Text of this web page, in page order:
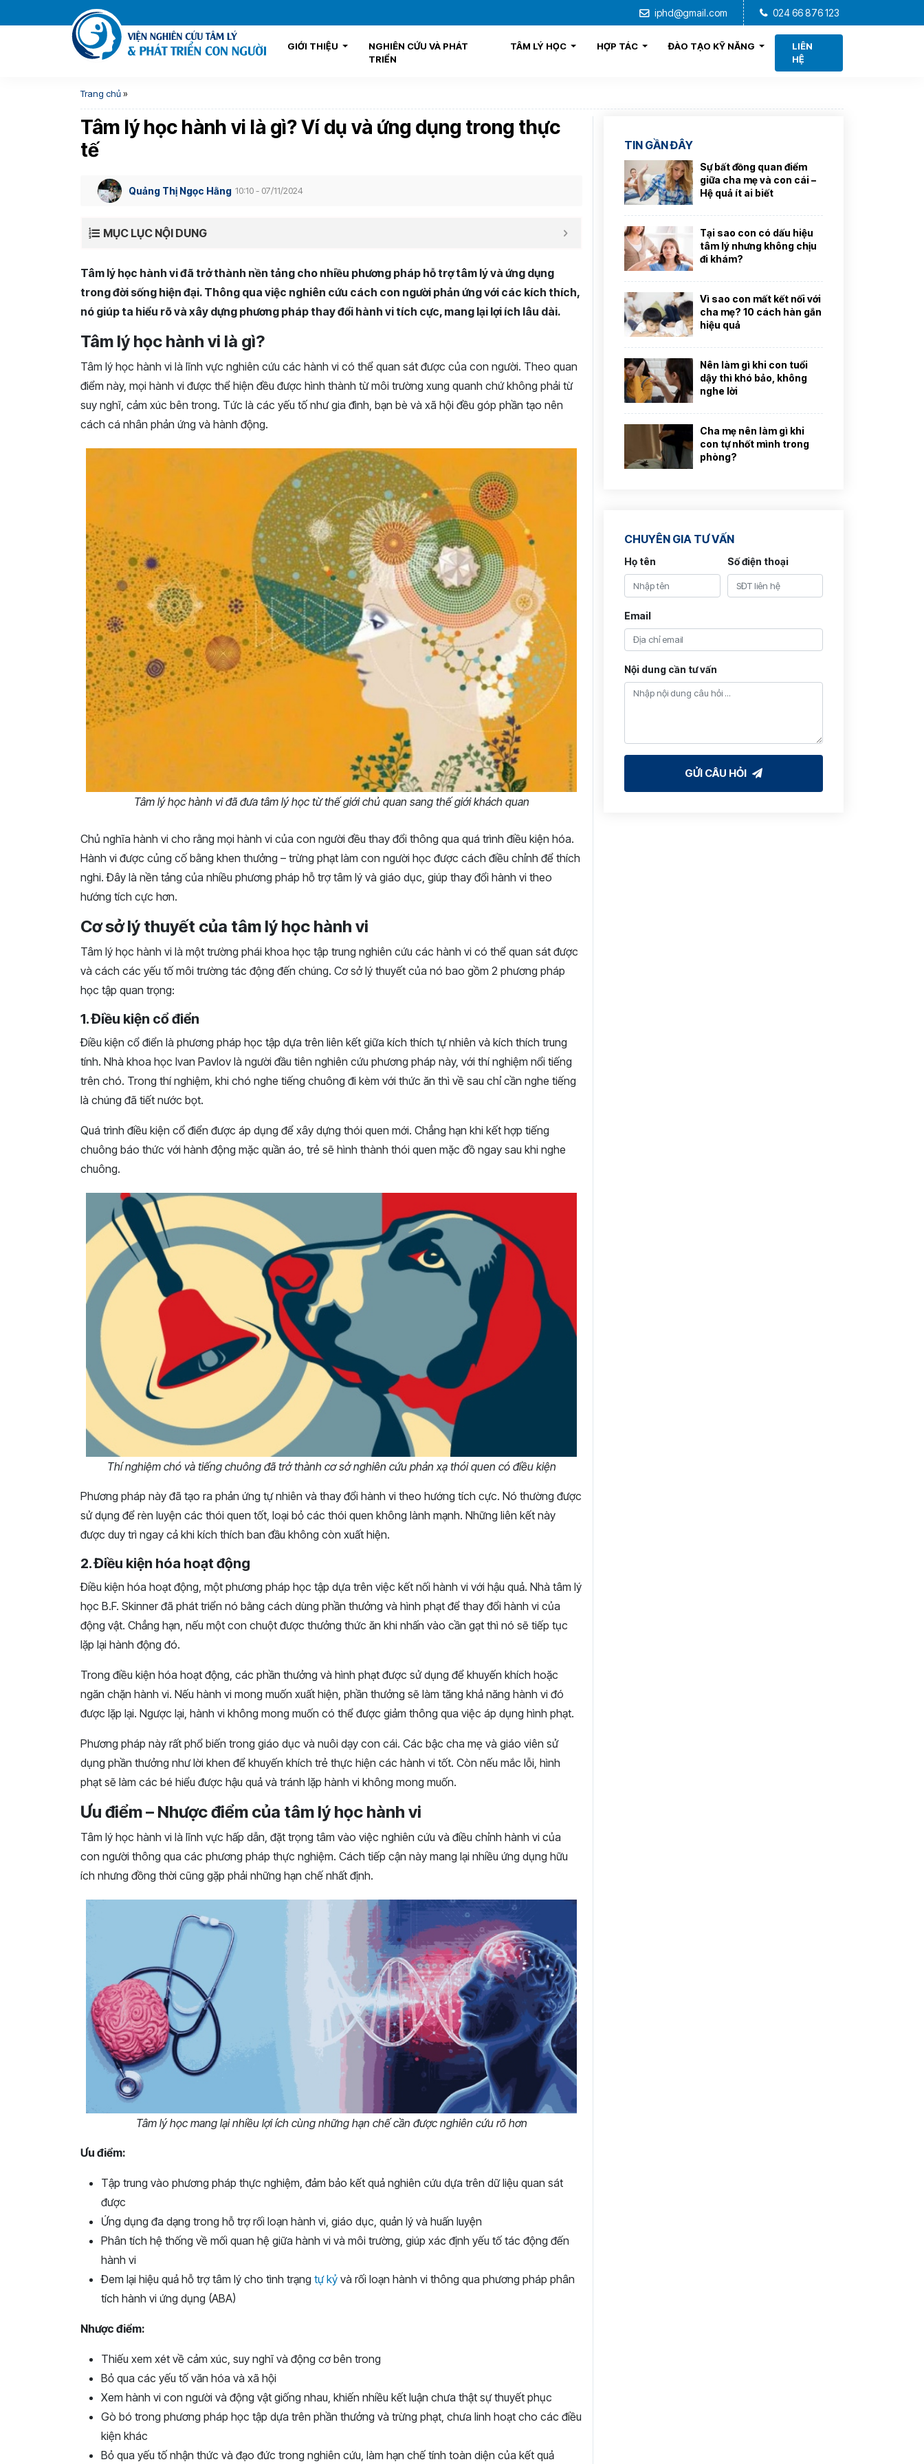
iphd@gmail.com 024 66 876 123
GIỚI THIỆU
NGHIÊN CỨU VÀ PHÁT
TRIỂN
TÂM LÝ HỌC HỢP TÁC ĐÀO TẠO KỸ NĂNG
LIÊN
HỆ
Trang chủ»
Tâm lý học hành vi là gì? Ví dụ và ứng dụng trong thực
tế
Quảng Thị Ngọc Hằng 10:10 - 07/11/2024
MỤC LỤC NỘI DUNG
Tâm lý học hành vi đã trở thành nền tảng cho nhiều phương pháp hỗ trợ tâm lý và ứng dụng
trong đời sống hiện đại. Thông qua việc nghiên cứu cách con người phản ứng với các kích thích,
nó giúp ta hiểu rõ và xây dựng phương pháp thay đổi hành vi tích cực, mang lại lợi ích lâu dài.
Tâm lý học hành vi là gì?
Tâm lý học hành vi là lĩnh vực nghiên cứu các hành vi có thể quan sát được của con người. Theo quan
điểm này, mọi hành vi được thể hiện đều được hình thành từ môi trường xung quanh chứ không phải từ
suy nghĩ, cảm xúc bên trong. Tức là các yếu tố như gia đình, bạn bè và xã hội đều góp phần tạo nên
cách cá nhân phản ứng và hành động.
Tâm lý học hành vi đã đưa tâm lý học từ thế giới chủ quan sang thế giới khách quan
Chủ nghĩa hành vi cho rằng mọi hành vi của con người đều thay đổi thông qua quá trình điều kiện hóa.
Hành vi được củng cố bằng khen thưởng – trừng phạt làm con người học được cách điều chỉnh để thích
nghi. Đây là nền tảng của nhiều phương pháp hỗ trợ tâm lý và giáo dục, giúp thay đổi hành vi theo
hướng tích cực hơn.
Cơ sở lý thuyết của tâm lý học hành vi
Tâm lý học hành vi là một trường phái khoa học tập trung nghiên cứu các hành vi có thể quan sát được
và cách các yếu tố môi trường tác động đến chúng. Cơ sở lý thuyết của nó bao gồm 2 phương pháp
học tập quan trọng:
1. Điều kiện cổ điển
Điều kiện cổ điển là phương pháp học tập dựa trên liên kết giữa kích thích tự nhiên và kích thích trung
tính. Nhà khoa học Ivan Pavlov là người đầu tiên nghiên cứu phương pháp này, với thí nghiệm nổi tiếng
trên chó. Trong thí nghiệm, khi chó nghe tiếng chuông đi kèm với thức ăn thì về sau chỉ cần nghe tiếng
là chúng đã tiết nước bọt.
Quá trình điều kiện cổ điển được áp dụng để xây dựng thói quen mới. Chẳng hạn khi kết hợp tiếng
chuông báo thức với hành động mặc quần áo, trẻ sẽ hình thành thói quen mặc đồ ngay sau khi nghe
chuông.
Thí nghiệm chó và tiếng chuông đã trở thành cơ sở nghiên cứu phản xạ thói quen có điều kiện
Phương pháp này đã tạo ra phản ứng tự nhiên và thay đổi hành vi theo hướng tích cực. Nó thường được
sử dụng để rèn luyện các thói quen tốt, loại bỏ các thói quen không lành mạnh. Những liên kết này
được duy trì ngay cả khi kích thích ban đầu không còn xuất hiện.
2. Điều kiện hóa hoạt động
Điều kiện hóa hoạt động, một phương pháp học tập dựa trên việc kết nối hành vi với hậu quả. Nhà tâm lý
học B.F. Skinner đã phát triển nó bằng cách dùng phần thưởng và hình phạt để thay đổi hành vi của
động vật. Chẳng hạn, nếu một con chuột được thưởng thức ăn khi nhấn vào cần gạt thì nó sẽ tiếp tục
lặp lại hành động đó.
Trong điều kiện hóa hoạt động, các phần thưởng và hình phạt được sử dụng để khuyến khích hoặc
ngăn chặn hành vi. Nếu hành vi mong muốn xuất hiện, phần thưởng sẽ làm tăng khả năng hành vi đó
được lặp lại. Ngược lại, hành vi không mong muốn có thể được giảm thông qua việc áp dụng hình phạt.
Phương pháp này rất phổ biến trong giáo dục và nuôi dạy con cái. Các bậc cha mẹ và giáo viên sử
dụng phần thưởng như lời khen để khuyến khích trẻ thực hiện các hành vi tốt. Còn nếu mắc lỗi, hình
phạt sẽ làm các bé hiểu được hậu quả và tránh lặp hành vi không mong muốn.
Ưu điểm – Nhược điểm của tâm lý học hành vi
Tâm lý học hành vi là lĩnh vực hấp dẫn, đặt trọng tâm vào việc nghiên cứu và điều chỉnh hành vi của
con người thông qua các phương pháp thực nghiệm. Cách tiếp cận này mang lại nhiều ứng dụng hữu
ích nhưng đồng thời cũng gặp phải những hạn chế nhất định.
Tâm lý học mang lại nhiều lợi ích cùng những hạn chế cần được nghiên cứu rõ hơn
Ưu điểm:
Tập trung vào phương pháp thực nghiệm, đảm bảo kết quả nghiên cứu dựa trên dữ liệu quan sát
được
Ứng dụng đa dạng trong hỗ trợ rối loạn hành vi, giáo dục, quản lý và huấn luyện
Phân tích hệ thống về mối quan hệ giữa hành vi và môi trường, giúp xác định yếu tố tác động đến
hành vi
Đem lại hiệu quả hỗ trợ tâm lý cho tình trạng tự kỷ và rối loạn hành vi thông qua phương pháp phân
tích hành vi ứng dụng (ABA)
Nhược điểm:
Thiếu xem xét về cảm xúc, suy nghĩ và động cơ bên trong
Bỏ qua các yếu tố văn hóa và xã hội
Xem hành vi con người và động vật giống nhau, khiến nhiều kết luận chưa thật sự thuyết phục
Gò bó trong phương pháp học tập dựa trên phần thưởng và trừng phạt, chưa linh hoạt cho các điều
kiện khác
Bỏ qua yếu tố nhận thức và đạo đức trong nghiên cứu, làm hạn chế tính toàn diện của kết quả
TIN GẦN ĐÂY
Sự bất đồng quan điểm
giữa cha mẹ và con cái –
Hệ quả ít ai biết
Tại sao con có dấu hiệu
tâm lý nhưng không chịu
đi khám?
Vì sao con mất kết nối với
cha mẹ? 10 cách hàn gắn
hiệu quả
Nên làm gì khi con tuổi
dậy thì khó bảo, không
nghe lời
Cha mẹ nên làm gì khi
con tự nhốt mình trong
phòng?
CHUYÊN GIA TƯ VẤN
Họ tên Số điện thoại
Email
Nội dung cần tư vấn
GỬI CÂU HỎI